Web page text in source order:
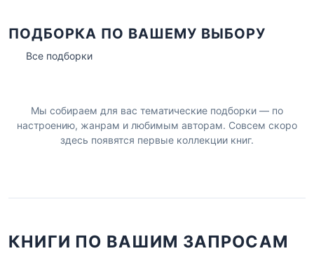
ПОДБОРКА ПО ВАШЕМУ ВЫБОРУ
Все подборки
Мы собираем для вас тематические подборки — по
настроению, жанрам и любимым авторам. Совсем скоро
здесь появятся первые коллекции книг.
КНИГИ ПО ВАШИМ ЗАПРОСАМ